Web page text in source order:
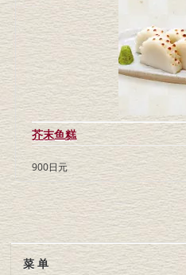
芥末鱼糕
900日元
菜 单